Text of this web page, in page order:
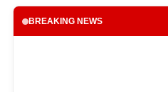
BREAKING NEWS